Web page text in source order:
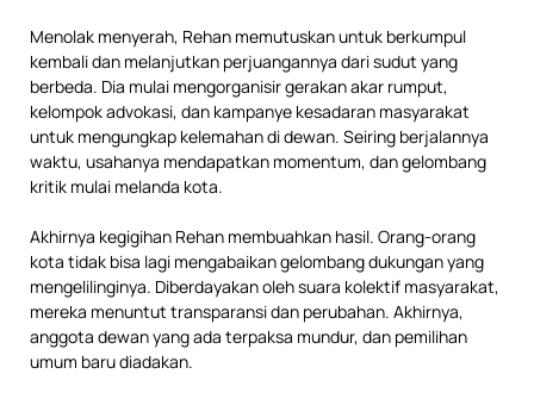
Menolak menyerah, Rehan memutuskan untuk berkumpul
kembali dan melanjutkan perjuangannya dari sudut yang
berbeda. Dia mulai mengorganisir gerakan akar rumput,
kelompok advokasi, dan kampanye kesadaran masyarakat
untuk mengungkap kelemahan di dewan. Seiring berjalannya
waktu, usahanya mendapatkan momentum, dan gelombang
kritik mulai melanda kota.
Akhirnya kegigihan Rehan membuahkan hasil. Orang-orang
kota tidak bisa lagi mengabaikan gelombang dukungan yang
mengelilinginya. Diberdayakan oleh suara kolektif masyarakat,
mereka menuntut transparansi dan perubahan. Akhirnya,
anggota dewan yang ada terpaksa mundur, dan pemilihan
umum baru diadakan.